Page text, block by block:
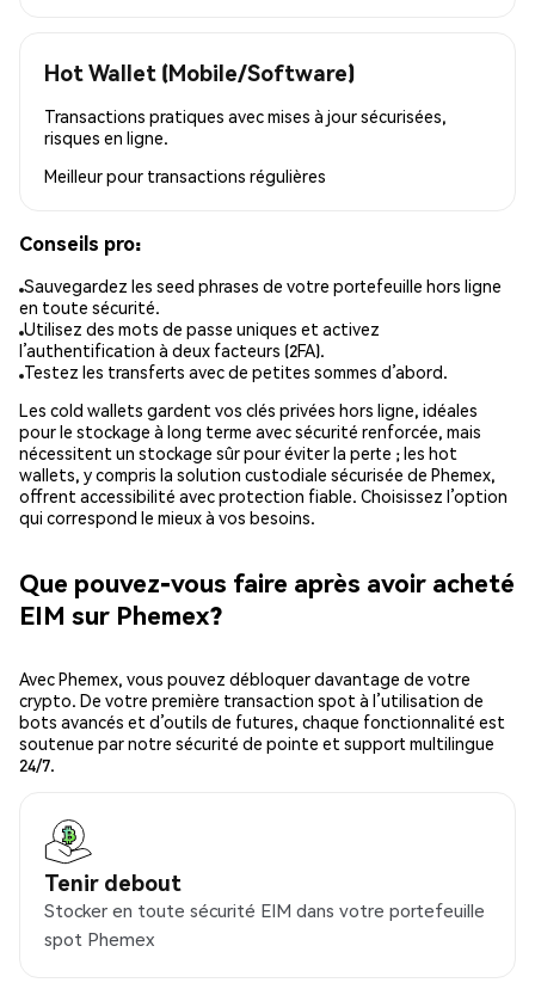
Hot Wallet (Mobile/Software)
Transactions pratiques avec mises à jour sécurisées,
risques en ligne.
Meilleur pour transactions régulières
Conseils pro:
Sauvegardez les seed phrases de votre portefeuille hors ligne
en toute sécurité.
Utilisez des mots de passe uniques et activez
l’authentification à deux facteurs (2FA).
Testez les transferts avec de petites sommes d’abord.
Les cold wallets gardent vos clés privées hors ligne, idéales
pour le stockage à long terme avec sécurité renforcée, mais
nécessitent un stockage sûr pour éviter la perte ; les hot
wallets, y compris la solution custodiale sécurisée de Phemex,
offrent accessibilité avec protection fiable. Choisissez l’option
qui correspond le mieux à vos besoins.
Que pouvez-vous faire après avoir acheté
EIM sur Phemex?
Avec Phemex, vous pouvez débloquer davantage de votre
crypto. De votre première transaction spot à l’utilisation de
bots avancés et d’outils de futures, chaque fonctionnalité est
soutenue par notre sécurité de pointe et support multilingue
24/7.
Tenir debout
Stocker en toute sécurité EIM dans votre portefeuille
spot Phemex